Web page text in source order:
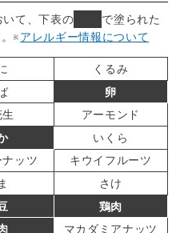
て、下表の
で塗られた
※アレルギー情報について
くるみ
卵
アーモンド
いくら
ッツ
キウイフルーツ
さけ
鶏肉
マカダミアナッツ